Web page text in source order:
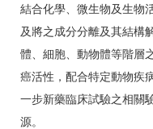
結合化學、微生物及生物
及將之成分分離及其結構
體、細胞、動物體等階層
癌活性，配合特定動物疾
一步新藥臨床試驗之相關
源。